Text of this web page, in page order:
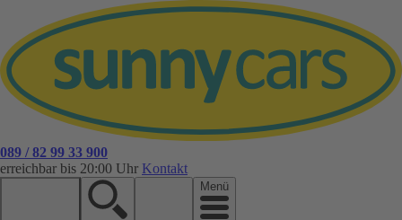
089 / 82 99 33 900
erreichbar bis 20:00 Uhr Kontakt
Menü